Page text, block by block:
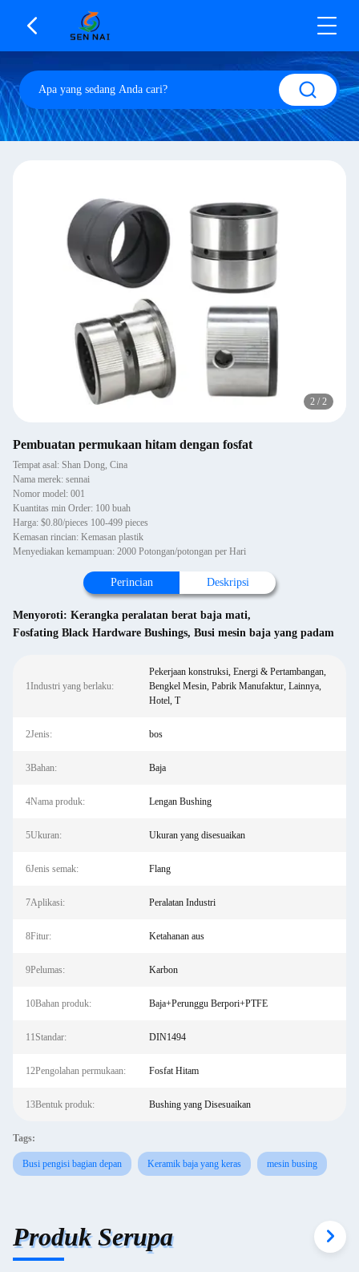
2 / 2
Pembuatan permukaan hitam dengan fosfat
Tempat asal: Shan Dong, Cina
Nama merek: sennai
Nomor model: 001
Kuantitas min Order: 100 buah
Harga: $0.80/pieces 100-499 pieces
Kemasan rincian: Kemasan plastik
Menyediakan kemampuan: 2000 Potongan/potongan per Hari
Perincian Deskripsi
Menyoroti: Kerangka peralatan berat baja mati,
Fosfating Black Hardware Bushings, Busi mesin baja yang padam
1Industri yang berlaku:
Pekerjaan konstruksi, Energi & Pertambangan,
Bengkel Mesin, Pabrik Manufaktur, Lainnya,
Hotel, T
2Jenis: bos
3Bahan: Baja
4Nama produk: Lengan Bushing
5Ukuran: Ukuran yang disesuaikan
6Jenis semak: Flang
7Aplikasi: Peralatan Industri
8Fitur: Ketahanan aus
9Pelumas: Karbon
10Bahan produk: Baja+Perunggu Berpori+PTFE
11Standar: DIN1494
12Pengolahan permukaan: Fosfat Hitam
13Bentuk produk: Bushing yang Disesuaikan
Tags:
Busi pengisi bagian depan Keramik baja yang keras mesin busing
Produk Serupa